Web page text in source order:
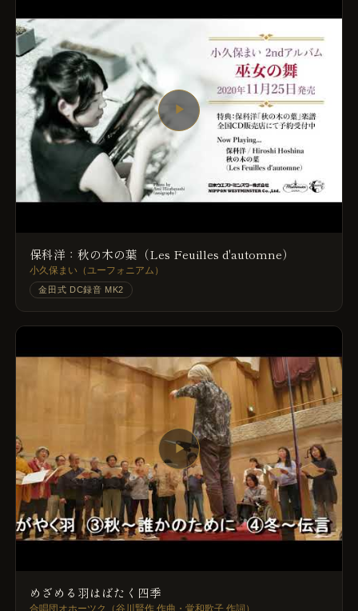
▶
保科洋：秋の木の葉（Les Feuilles d'automne）
小久保まい（ユーフォニアム）
金田式 DC録音 MK2
▶
めざめる羽はばたく四季
合唱団オホーツク（谷川賢作 作曲・覚和歌子 作詞）